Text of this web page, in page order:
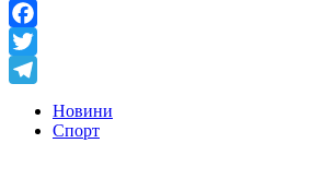
Facebook
Twitter
Новини
Спорт